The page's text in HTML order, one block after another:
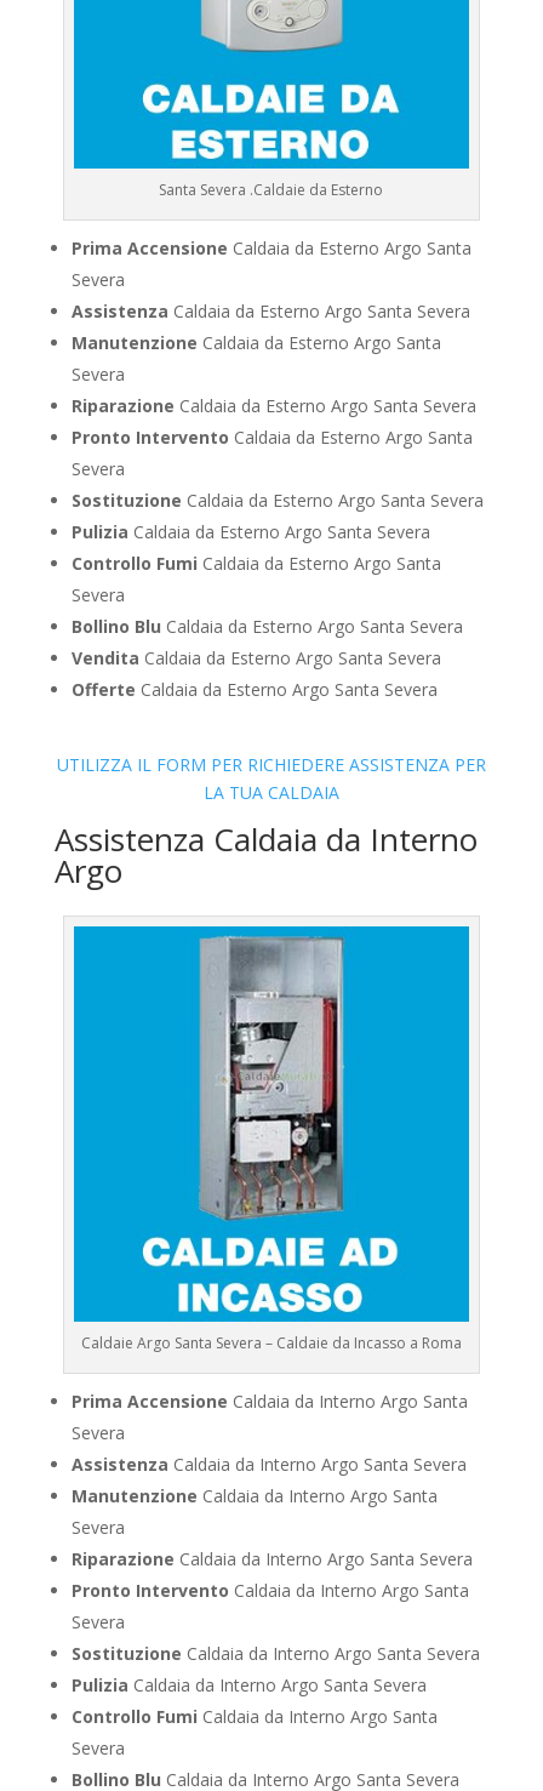
Santa Severa .Caldaie da Esterno
Prima Accensione Caldaia da Esterno Argo Santa
Severa
Assistenza Caldaia da Esterno Argo Santa Severa
Manutenzione Caldaia da Esterno Argo Santa
Severa
Riparazione Caldaia da Esterno Argo Santa Severa
Pronto Intervento Caldaia da Esterno Argo Santa
Severa
Sostituzione Caldaia da Esterno Argo Santa Severa
Pulizia Caldaia da Esterno Argo Santa Severa
Controllo Fumi Caldaia da Esterno Argo Santa
Severa
Bollino Blu Caldaia da Esterno Argo Santa Severa
Vendita Caldaia da Esterno Argo Santa Severa
Offerte Caldaia da Esterno Argo Santa Severa
UTILIZZA IL FORM PER RICHIEDERE ASSISTENZA PER
LA TUA CALDAIA
Assistenza Caldaia da Interno
Argo
Caldaie Argo Santa Severa – Caldaie da Incasso a Roma
Prima Accensione Caldaia da Interno Argo Santa
Severa
Assistenza Caldaia da Interno Argo Santa Severa
Manutenzione Caldaia da Interno Argo Santa
Severa
Riparazione Caldaia da Interno Argo Santa Severa
Pronto Intervento Caldaia da Interno Argo Santa
Severa
Sostituzione Caldaia da Interno Argo Santa Severa
Pulizia Caldaia da Interno Argo Santa Severa
Controllo Fumi Caldaia da Interno Argo Santa
Severa
Bollino Blu Caldaia da Interno Argo Santa Severa